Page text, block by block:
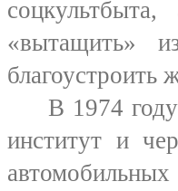
«вытащить»
благоустроить
В 1974 году
институт и